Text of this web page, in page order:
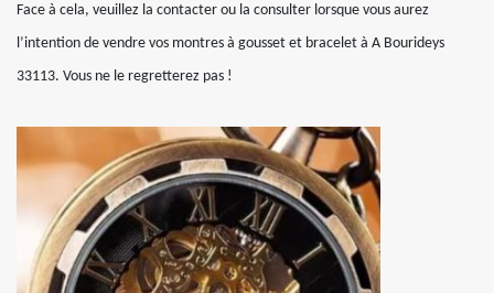
Face à cela, veuillez la contacter ou la consulter lorsque vous aurez
l’intention de vendre vos montres à gousset et bracelet à A Bourideys
33113. Vous ne le regretterez pas !